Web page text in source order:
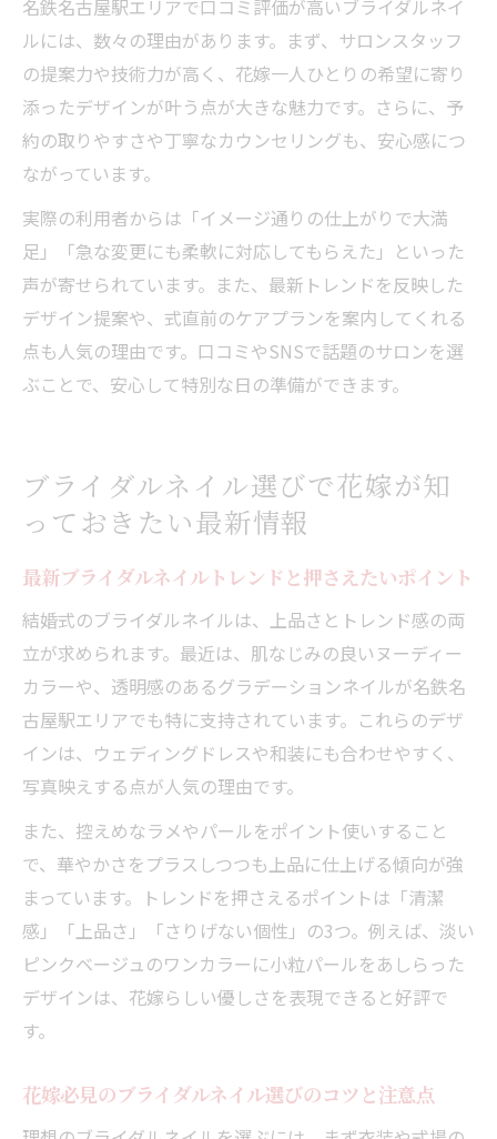
名鉄名古屋駅エリアで口コミ評価が高いブライダルネイ
ルには、数々の理由があります。まず、サロンスタッフ
の提案力や技術力が高く、花嫁一人ひとりの希望に寄り
添ったデザインが叶う点が大きな魅力です。さらに、予
約の取りやすさや丁寧なカウンセリングも、安心感につ
ながっています。
実際の利用者からは「イメージ通りの仕上がりで大満
足」「急な変更にも柔軟に対応してもらえた」といった
声が寄せられています。また、最新トレンドを反映した
デザイン提案や、式直前のケアプランを案内してくれる
点も人気の理由です。口コミやSNSで話題のサロンを選
ぶことで、安心して特別な日の準備ができます。
ブライダルネイル選びで花嫁が知
っておきたい最新情報
最新ブライダルネイルトレンドと押さえたいポイント
結婚式のブライダルネイルは、上品さとトレンド感の両
立が求められます。最近は、肌なじみの良いヌーディー
カラーや、透明感のあるグラデーションネイルが名鉄名
古屋駅エリアでも特に支持されています。これらのデザ
インは、ウェディングドレスや和装にも合わせやすく、
写真映えする点が人気の理由です。
また、控えめなラメやパールをポイント使いすること
で、華やかさをプラスしつつも上品に仕上げる傾向が強
まっています。トレンドを押さえるポイントは「清潔
感」「上品さ」「さりげない個性」の3つ。例えば、淡い
ピンクベージュのワンカラーに小粒パールをあしらった
デザインは、花嫁らしい優しさを表現できると好評で
す。
花嫁必見のブライダルネイル選びのコツと注意点